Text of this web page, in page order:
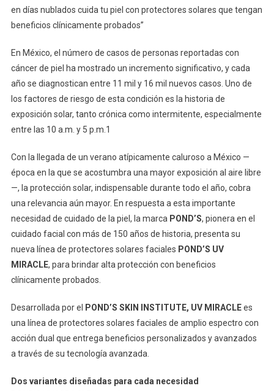
en días nublados cuida tu piel con protectores solares que tengan
beneficios clínicamente probados”
En México, el número de casos de personas reportadas con
cáncer de piel ha mostrado un incremento significativo, y cada
año se diagnostican entre 11 mil y 16 mil nuevos casos. Uno de
los factores de riesgo de esta condición es la historia de
exposición solar, tanto crónica como intermitente, especialmente
entre las 10 a.m. y 5 p.m.1
Con la llegada de un verano atípicamente caluroso a México —
época en la que se acostumbra una mayor exposición al aire libre
—, la protección solar, indispensable durante todo el año, cobra
una relevancia aún mayor. En respuesta a esta importante
necesidad de cuidado de la piel, la marca POND’S, pionera en el
cuidado facial con más de 150 años de historia, presenta su
nueva línea de protectores solares faciales POND’S UV
MIRACLE, para brindar alta protección con beneficios
clínicamente probados.
Desarrollada por el POND’S SKIN INSTITUTE, UV MIRACLEes
una línea de protectores solares faciales de amplio espectro con
acción dual que entrega beneficios personalizados y avanzados
a través de su tecnología avanzada.
Dos variantes diseñadas para cada necesidad